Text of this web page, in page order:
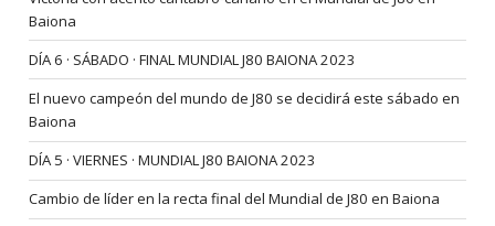
Baiona
DÍA 6 · SÁBADO · FINAL MUNDIAL J80 BAIONA 2023
El nuevo campeón del mundo de J80 se decidirá este sábado en
Baiona
DÍA 5 · VIERNES · MUNDIAL J80 BAIONA 2023
Cambio de líder en la recta final del Mundial de J80 en Baiona